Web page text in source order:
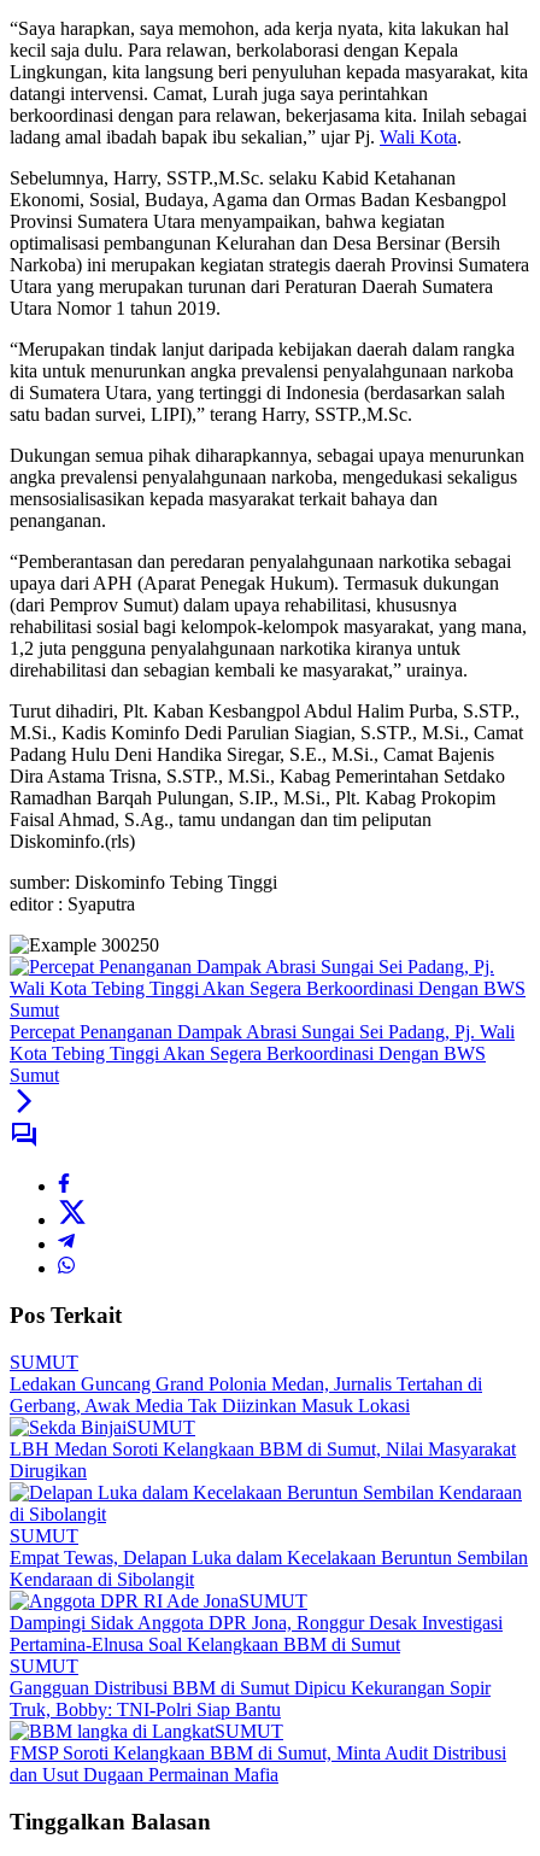
“Saya harapkan, saya memohon, ada kerja nyata, kita lakukan hal
kecil saja dulu. Para relawan, berkolaborasi dengan Kepala
Lingkungan, kita langsung beri penyuluhan kepada masyarakat, kita
datangi intervensi. Camat, Lurah juga saya perintahkan
berkoordinasi dengan para relawan, bekerjasama kita. Inilah sebagai
ladang amal ibadah bapak ibu sekalian,” ujar Pj. Wali Kota.
Sebelumnya, Harry, SSTP.,M.Sc. selaku Kabid Ketahanan
Ekonomi, Sosial, Budaya, Agama dan Ormas Badan Kesbangpol
Provinsi Sumatera Utara menyampaikan, bahwa kegiatan
optimalisasi pembangunan Kelurahan dan Desa Bersinar (Bersih
Narkoba) ini merupakan kegiatan strategis daerah Provinsi Sumatera
Utara yang merupakan turunan dari Peraturan Daerah Sumatera
Utara Nomor 1 tahun 2019.
“Merupakan tindak lanjut daripada kebijakan daerah dalam rangka
kita untuk menurunkan angka prevalensi penyalahgunaan narkoba
di Sumatera Utara, yang tertinggi di Indonesia (berdasarkan salah
satu badan survei, LIPI),” terang Harry, SSTP.,M.Sc.
Dukungan semua pihak diharapkannya, sebagai upaya menurunkan
angka prevalensi penyalahgunaan narkoba, mengedukasi sekaligus
mensosialisasikan kepada masyarakat terkait bahaya dan
penanganan.
“Pemberantasan dan peredaran penyalahgunaan narkotika sebagai
upaya dari APH (Aparat Penegak Hukum). Termasuk dukungan
(dari Pemprov Sumut) dalam upaya rehabilitasi, khususnya
rehabilitasi sosial bagi kelompok-kelompok masyarakat, yang mana,
1,2 juta pengguna penyalahgunaan narkotika kiranya untuk
direhabilitasi dan sebagian kembali ke masyarakat,” urainya.
Turut dihadiri, Plt. Kaban Kesbangpol Abdul Halim Purba, S.STP.,
M.Si., Kadis Kominfo Dedi Parulian Siagian, S.STP., M.Si., Camat
Padang Hulu Deni Handika Siregar, S.E., M.Si., Camat Bajenis
Dira Astama Trisna, S.STP., M.Si., Kabag Pemerintahan Setdako
Ramadhan Barqah Pulungan, S.IP., M.Si., Plt. Kabag Prokopim
Faisal Ahmad, S.Ag., tamu undangan dan tim peliputan
Diskominfo.(rls)
sumber: Diskominfo Tebing Tinggi
editor : Syaputra
Percepat Penanganan Dampak Abrasi Sungai Sei Padang, Pj. Wali
Kota Tebing Tinggi Akan Segera Berkoordinasi Dengan BWS
Sumut
Pos Terkait
SUMUT
Ledakan Guncang Grand Polonia Medan, Jurnalis Tertahan di
Gerbang, Awak Media Tak Diizinkan Masuk Lokasi
SUMUT
LBH Medan Soroti Kelangkaan BBM di Sumut, Nilai Masyarakat
Dirugikan
SUMUT
Empat Tewas, Delapan Luka dalam Kecelakaan Beruntun Sembilan
Kendaraan di Sibolangit
SUMUT
Dampingi Sidak Anggota DPR Jona, Ronggur Desak Investigasi
Pertamina-Elnusa Soal Kelangkaan BBM di Sumut
SUMUT
Gangguan Distribusi BBM di Sumut Dipicu Kekurangan Sopir
Truk, Bobby: TNI-Polri Siap Bantu
SUMUT
FMSP Soroti Kelangkaan BBM di Sumut, Minta Audit Distribusi
dan Usut Dugaan Permainan Mafia
Tinggalkan Balasan